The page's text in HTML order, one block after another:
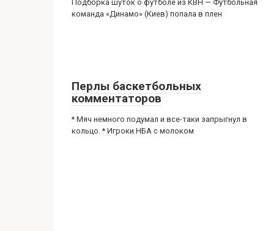
Подборка шуток о футболе из КВН — Футбольная
команда «Динамо» (Киев) попала в плен
Перлы баскетбольных
комментаторов
* Мяч немного подумал и все-таки запрыгнул в
кольцо. * Игроки НБА с молоком